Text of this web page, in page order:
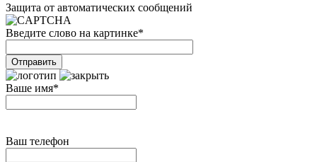
Защита от автоматических сообщений
Введите слово на картинке*
Ваше имя*
Ваш телефон